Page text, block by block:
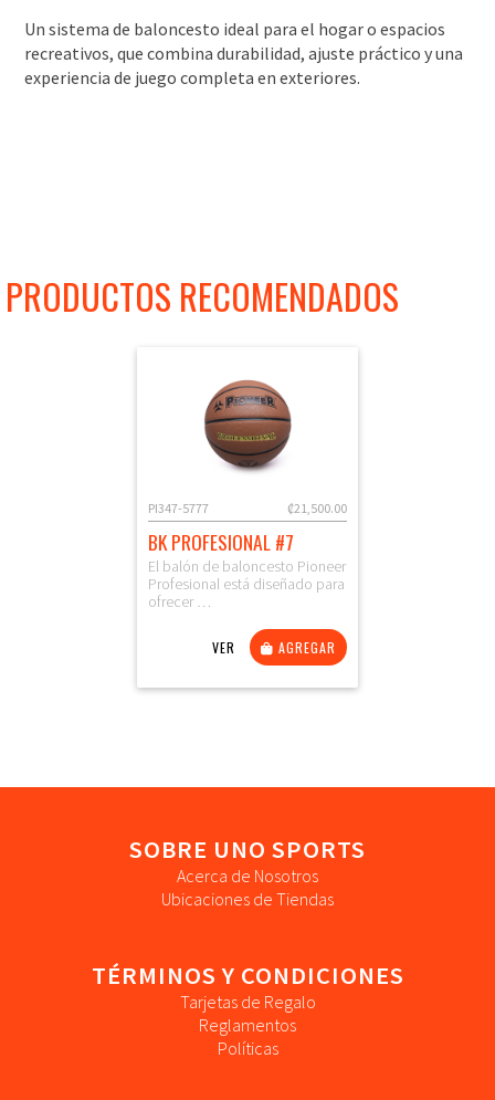
Un sistema de baloncesto ideal para el hogar o espacios
recreativos, que combina durabilidad, ajuste práctico y una
experiencia de juego completa en exteriores.
PRODUCTOS RECOMENDADOS
₡21,500.00
PI347-5777
BK PROFESIONAL #7
El balón de baloncesto Pioneer
Profesional está diseñado para
ofrecer …
VER AGREGAR
SOBRE UNO SPORTS
Acerca de Nosotros
Ubicaciones de Tiendas
TÉRMINOS Y CONDICIONES
Tarjetas de Regalo
Reglamentos
Políticas